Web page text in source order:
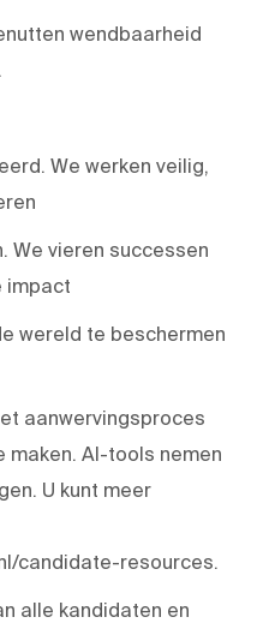
wendbaarheid
We werken veilig,
We vieren successen
impact
wereld te beschermen
aanwervingsproces
AI-tools nemen
U kunt meer
candidate-resources.
alle kandidaten en